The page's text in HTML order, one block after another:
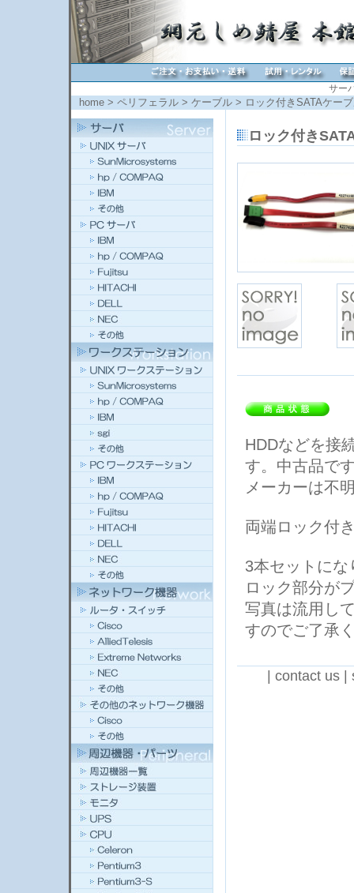
サー
home > ペリフェラル > ケーブル > ロック付きSATAケー
ロック付き
HDDなどを接
す。中古品で
メーカーは不
両端ロック付
3本セットにな
ロック部分が
写真は流用し
すのでご了承
|contact us |